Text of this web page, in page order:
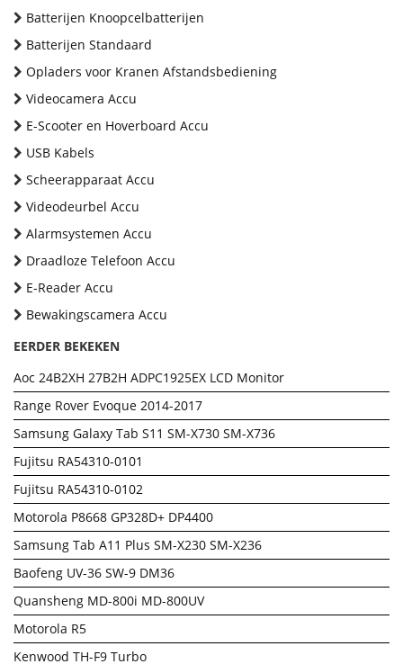
Batterijen Knoopcelbatterijen
Batterijen Standaard
Opladers voor Kranen Afstandsbediening
Videocamera Accu
E-Scooter en Hoverboard Accu
USB Kabels
Scheerapparaat Accu
Videodeurbel Accu
Alarmsystemen Accu
Draadloze Telefoon Accu
E-Reader Accu
Bewakingscamera Accu
EERDER BEKEKEN
Aoc 24B2XH 27B2H ADPC1925EX LCD Monitor
Range Rover Evoque 2014-2017
Samsung Galaxy Tab S11 SM-X730 SM-X736
Fujitsu RA54310-0101
Fujitsu RA54310-0102
Motorola P8668 GP328D+ DP4400
Samsung Tab A11 Plus SM-X230 SM-X236
Baofeng UV-36 SW-9 DM36
Quansheng MD-800i MD-800UV
Motorola R5
Kenwood TH-F9 Turbo